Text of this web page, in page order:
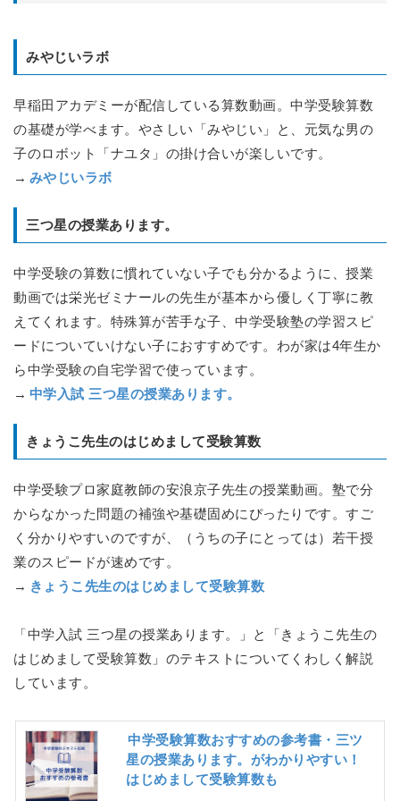
みやじいラボ
早稲田アカデミーが配信している算数動画。中学受験算数
の基礎が学べます。やさしい「みやじい」と、元気な男の
子のロボット「ナユタ」の掛け合いが楽しいです。
→ みやじいラボ
三つ星の授業あります。
中学受験の算数に慣れていない子でも分かるように、授業
動画では栄光ゼミナールの先生が基本から優しく丁寧に教
えてくれます。特殊算が苦手な子、中学受験塾の学習スピ
ードについていけない子におすすめです。わが家は4年生か
ら中学受験の自宅学習で使っています。
→ 中学入試 三つ星の授業あります。
きょうこ先生のはじめまして受験算数
中学受験プロ家庭教師の安浪京子先生の授業動画。塾で分
からなかった問題の補強や基礎固めにぴったりです。すご
く分かりやすいのですが、（うちの子にとっては）若干授
業のスピードが速めです。
→ きょうこ先生のはじめまして受験算数
「中学入試 三つ星の授業あります。」と「きょうこ先生の
はじめまして受験算数」のテキストについてくわしく解説
しています。
中学受験算数おすすめの参考書・三ツ
星の授業あります。がわかりやすい！
はじめまして受験算数も